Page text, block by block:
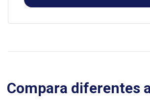
Compara diferentes